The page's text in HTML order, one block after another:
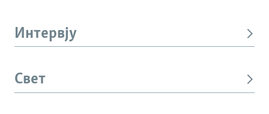
Интервју
Свет